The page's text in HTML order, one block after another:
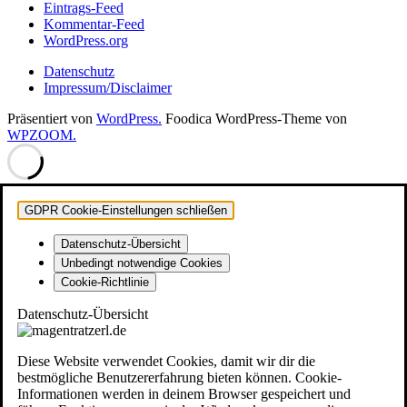
Eintrags-Feed
Kommentar-Feed
WordPress.org
Datenschutz
Impressum/Disclaimer
Präsentiert von WordPress. Foodica WordPress-Theme von
WPZOOM.
GDPR Cookie-Einstellungen schließen
Datenschutz-Übersicht
Unbedingt notwendige Cookies
Cookie-Richtlinie
Datenschutz-Übersicht
Diese Website verwendet Cookies, damit wir dir die
bestmögliche Benutzererfahrung bieten können. Cookie-
Informationen werden in deinem Browser gespeichert und